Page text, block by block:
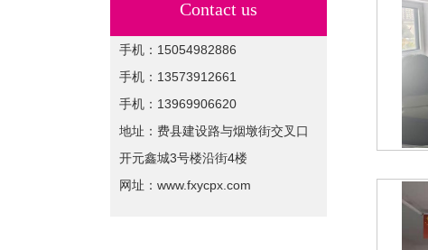
Contact us
手机：15054982886
手机：13573912661
手机：13969906620
地址：费县建设路与烟墩街交叉口
开元鑫城3号楼沿街4楼
网址：www.fxycpx.com